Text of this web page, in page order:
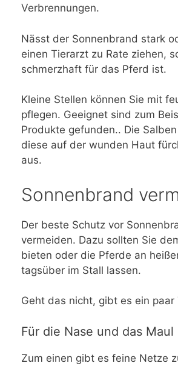
Verbrennungen.
Nässt der Sonnenbrand stark
einen Tierarzt zu Rate ziehen,
schmerzhaft für das Pferd ist.
Kleine Stellen können Sie mit
pflegen. Geeignet sind zum
Produkte gefunden.. Die
diese auf der wunden Haut
aus.
Sonnenbrand
Der beste Schutz vor
vermeiden. Dazu sollten Sie
bieten oder die Pferde an
tagsüber im Stall lassen.
Geht das nicht, gibt es ein
Für die Nase und das Maul
Zum einen gibt es feine Netze